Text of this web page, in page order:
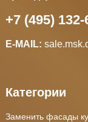
+7 (495) 132-
E-MAIL:
Категории
Заменить фасады